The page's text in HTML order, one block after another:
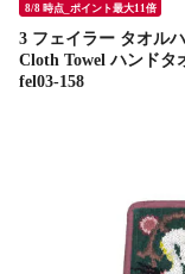
8/8 時点_ポイント最大11倍
3 フェイラー タオル
Cloth Towel ハンドタ
fel03-158